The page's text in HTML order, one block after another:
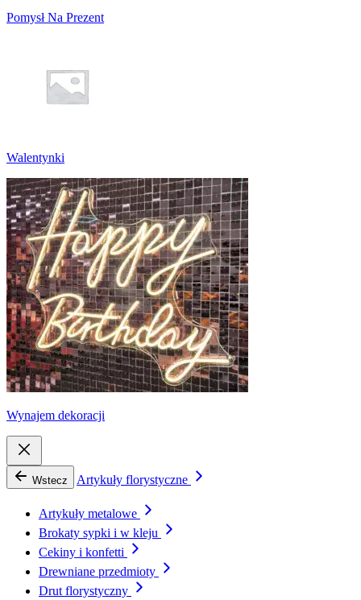
Pomysł Na Prezent
Walentynki
Wynajem dekoracji
Wstecz Artykuły florystyczne
Artykuły metalowe
Brokaty sypki i w kleju
Cekiny i konfetti
Drewniane przedmioty
Drut florystyczny